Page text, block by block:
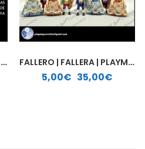
SUPER PADRE | PLAYMOBIL PERSONALIZADO FALLERO | FALLERA | PLAYMOBIL PERSONALIZADO
5,00€ 35,00€
Rango de precios: desde 5,00€ hasta 35,00€